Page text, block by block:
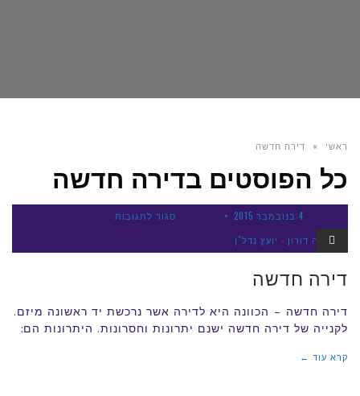
ראשי » דירה חדשה
כל הפוסטים בדירה חדשה
4 בנובמבר 2015 סגור לתגובות
צביקה דורון - יועץ נדל"ן
דירה חדשה
דירה חדשה – הכוונה היא לדירה אשר נרכשת יד ראשונה מיזם.
לקנייה של דירה חדשה ישנם יתרונות וחסרונות. היתרונות הם:
קרא עוד ←